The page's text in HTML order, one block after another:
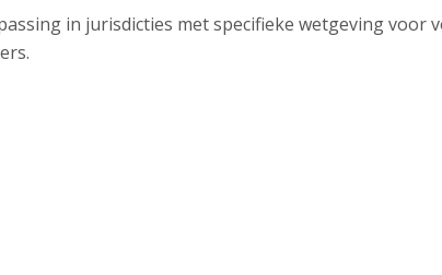
in jurisdicties met specifieke wetgeving voor